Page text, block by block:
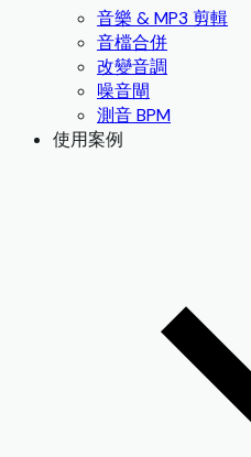
音樂 & MP3 剪輯
音檔合併
改變音調
噪音閘
測音 BPM
使用案例